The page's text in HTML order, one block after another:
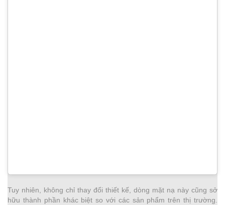
Tuy nhiên, không chỉ thay đổi thiết kế, dòng mặt nạ này cũng sở
hữu thành phần khác biệt so với các sản phẩm trên thị trường.